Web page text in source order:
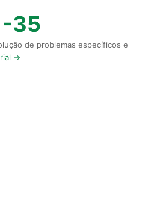
35
de problemas específicos e
→